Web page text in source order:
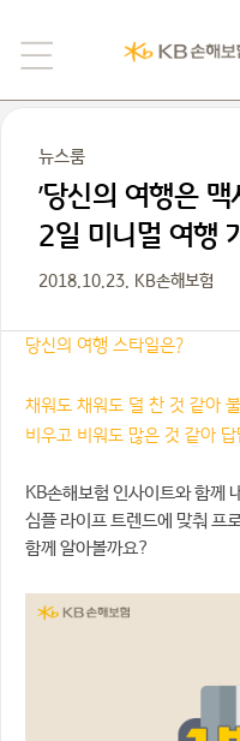
뉴스룸
’당신의 여행은
2일 미니멀 여행
2018.10.23. KB손해보험
당신의 여행 스타일은?
채워도 채워도 덜 찬 것 같아
비우고 비워도 많은 것 같아
KB손해보험 인사이트와 함께
심플 라이프 트렌드에 맞춰 프
함께 알아볼까요?